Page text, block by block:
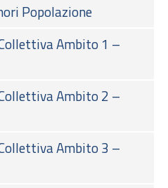
Popolazione
Ambito 1 –
Ambito 2 –
Ambito 3 –